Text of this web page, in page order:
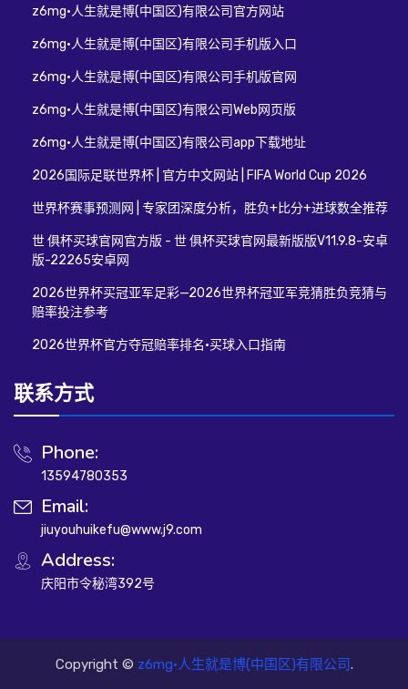
z6mg·人生就是博(中国区)有限公司官方网站
z6mg·人生就是博(中国区)有限公司手机版入口
z6mg·人生就是博(中国区)有限公司手机版官网
z6mg·人生就是博(中国区)有限公司Web网页版
z6mg·人生就是博(中国区)有限公司app下载地址
2026国际足联世界杯 | 官方中文网站 | FIFA World Cup 2026
世界杯赛事预测网 | 专家团深度分析，胜负+比分+进球数全推荐
世 俱杯买球官网官方版 - 世 俱杯买球官网最新版版V11.9.8-安卓
版-22265安卓网
2026世界杯买冠亚军足彩—2026世界杯冠亚军竞猜胜负竞猜与
赔率投注参考
2026世界杯官方夺冠赔率排名·买球入口指南
联系方式
Phone:
13594780353
Email:
jiuyouhuikefu@www.j9.com
Address:
庆阳市令秘湾392号
Copyright © z6mg·人生就是博(中国区)有限公司.